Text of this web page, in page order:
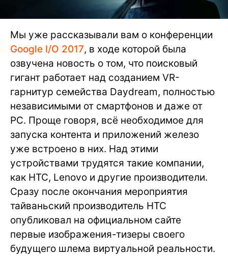
Мы уже рассказывали вам о конференции
Google I/O 2017, в ходе которой была
озвучена новость о том, что поисковый
гигант работает над созданием VR-
гарнитур семейства Daydream, полностью
независимыми от смартфонов и даже от
PC. Проще говоря, всё необходимое для
запуска контента и приложений железо
уже встроено в них. Над этими
устройствами трудятся такие компании,
как HTC, Lenovo и другие производители.
Сразу после окончания мероприятия
тайваньский производитель HTC
опубликовал на официальном сайте
первые изображения-тизеры своего
будущего шлема виртуальной реальности.